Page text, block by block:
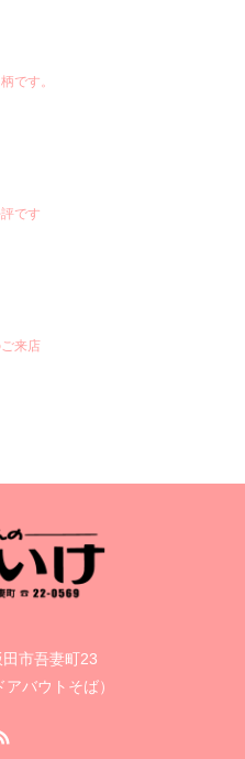
です。
です
来店
市吾妻町23
アバウトそば）